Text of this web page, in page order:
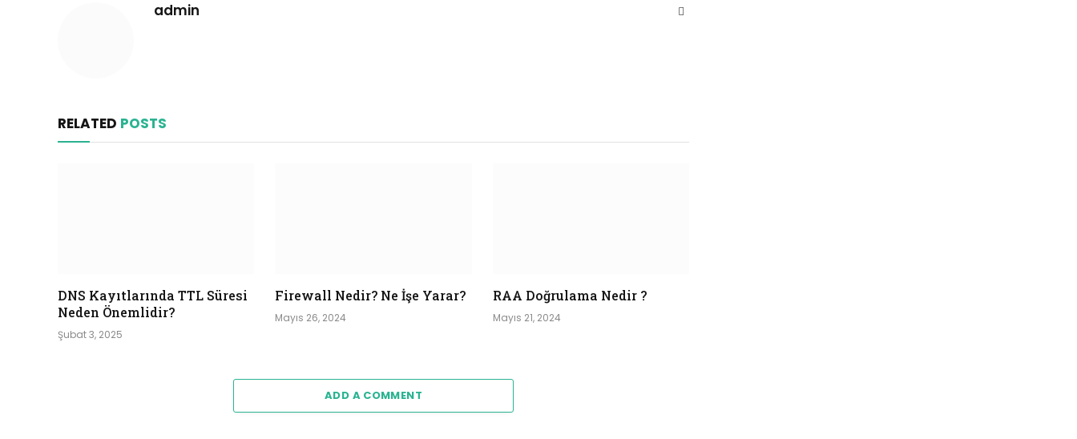
admin
RELATED POSTS
DNS Kayıtlarında TTL Süresi
Neden Önemlidir?
Şubat 3, 2025
Firewall Nedir? Ne İşe Yarar?
Mayıs 26, 2024
RAA Doğrulama Nedir ?
Mayıs 21, 2024
ADD A COMMENT